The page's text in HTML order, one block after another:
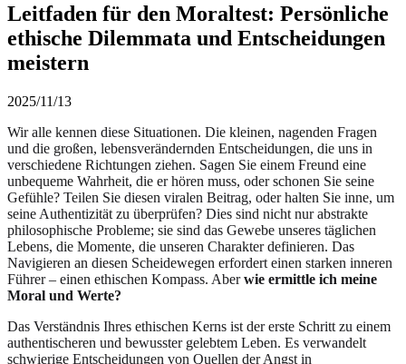
Leitfaden für den Moraltest: Persönliche
ethische Dilemmata und Entscheidungen
meistern
2025/11/13
Wir alle kennen diese Situationen. Die kleinen, nagenden Fragen
und die großen, lebensverändernden Entscheidungen, die uns in
verschiedene Richtungen ziehen. Sagen Sie einem Freund eine
unbequeme Wahrheit, die er hören muss, oder schonen Sie seine
Gefühle? Teilen Sie diesen viralen Beitrag, oder halten Sie inne, um
seine Authentizität zu überprüfen? Dies sind nicht nur abstrakte
philosophische Probleme; sie sind das Gewebe unseres täglichen
Lebens, die Momente, die unseren Charakter definieren. Das
Navigieren an diesen Scheidewegen erfordert einen starken inneren
Führer – einen ethischen Kompass. Aberwie ermittle ich meine
Moral und Werte?
Das Verständnis Ihres ethischen Kerns ist der erste Schritt zu einem
authentischeren und bewusster gelebtem Leben. Es verwandelt
schwierige Entscheidungen von Quellen der Angst in